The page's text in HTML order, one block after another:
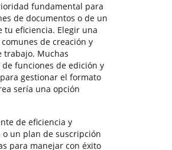
fundamental para
de documentos o de un
tu eficiencia. Elegir una
de creación y
trabajo. Muchas
funciones de edición y
gestionar el formato
sería una opción
de eficiencia y
un plan de suscripción
para manejar con éxito